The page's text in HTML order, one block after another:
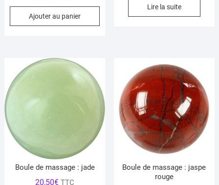
Ajouter au panier
Lire la suite
Boule de massage : jade
20,50€ TTC
Boule de massage : jaspe
rouge